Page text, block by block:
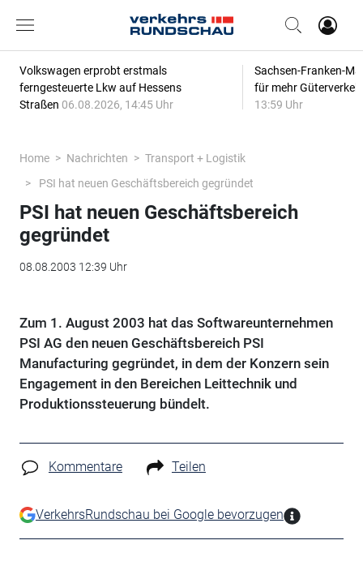
Volkswagen erprobt erstmals
ferngesteuerte Lkw auf Hessens
Straßen 06.08.2026, 14:45 Uhr
Sachsen-Franken-
für mehr
13:59 Uhr
Home Nachrichten
Transport + Logistik
PSI hat neuen Geschäftsbereich gegründet
PSI hat neuen Geschäftsbereich
gegründet
08.08.2003 12:39 Uhr
Zum 1. August 2003 hat das Softwareunternehmen
PSI AG den neuen Geschäftsbereich PSI
Manufacturing gegründet, in dem der Konzern sein
Engagement in den Bereichen Leittechnik und
Produktionssteuerung bündelt.
Kommentare Teilen
VerkehrsRundschau bei Google bevorzugen